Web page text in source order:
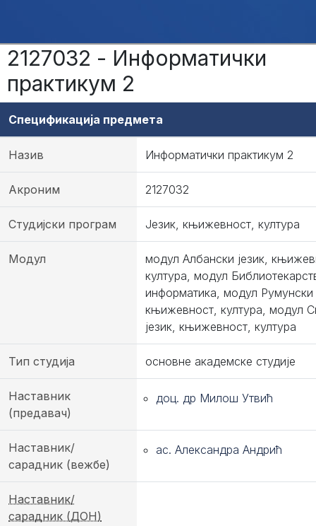
2127032 - Информатички
практикум 2
Спецификација предмета
Назив Информатички практикум 2
Акроним 2127032
Студијски програм Језик, књижевност, култура
Модул
модул Албански језик,
култура, модул
информатика, модул Румунски
књижевност, култура, модул
језик, књижевност, култура
Тип студија основне академске студије
Наставник
(предавач)
доц. др Милош Утвић
Наставник/
сарадник (вежбе)
ас. Александра Андрић
Наставник/
сарадник (ДОН)